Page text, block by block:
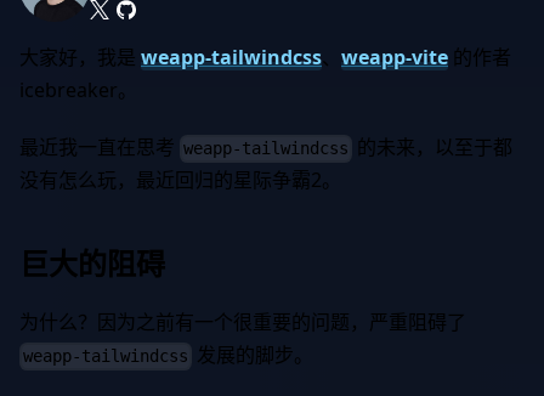
大家好，我是 weapp-tailwindcss、 weapp-vite 的作者
icebreaker。
最近我一直在思考 weapp-tailwindcss
的未来，以至于都
没有怎么玩，最近回归的星际争霸2。
巨大的阻碍
为什么？因为之前有一个很重要的问题，严重阻碍了
weapp-tailwindcss 发展的脚步。